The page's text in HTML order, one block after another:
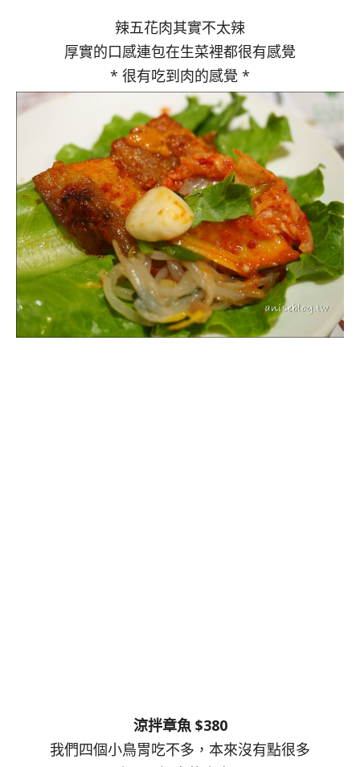
辣五花肉其實不太辣
厚實的口感連包在生菜裡都很有感覺
* 很有吃到肉的感覺 *
涼拌章魚 $380
我們四個小鳥胃吃不多，本來沒有點很多